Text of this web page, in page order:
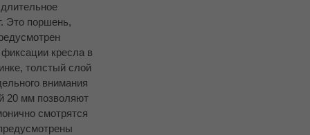
Это поршень,
кресла в
толстый слой
внимания
20 мм позволяют
смотрятся